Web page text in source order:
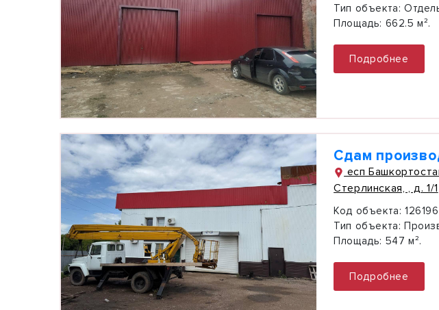
Тип объекта:
Площадь: 662.5 м².
Подробнее
Сдам
есп
Стерлинская, , д. 1/1
Код объекта:
Тип объекта:
Площадь: 547 м².
Подробнее